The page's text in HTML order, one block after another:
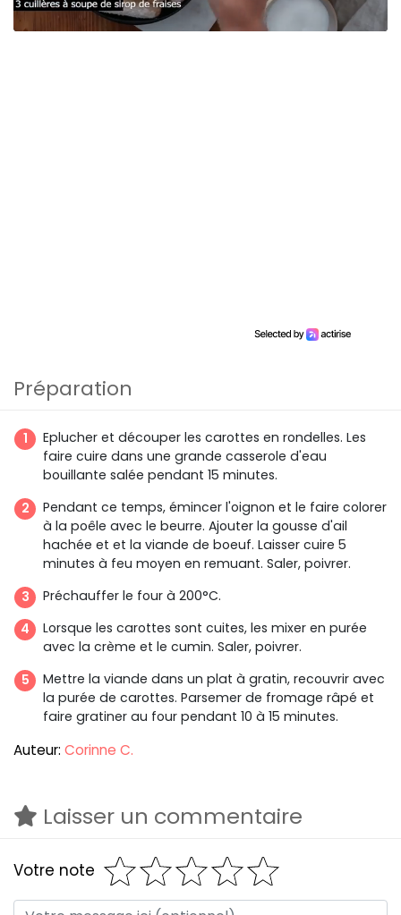
Préparation
Eplucher et découper les carottes en rondelles. Les
faire cuire dans une grande casserole d'eau
bouillante salée pendant 15 minutes.
Pendant ce temps, émincer l'oignon et le faire colorer
à la poêle avec le beurre. Ajouter la gousse d'ail
hachée et et la viande de boeuf. Laisser cuire 5
minutes à feu moyen en remuant. Saler, poivrer.
Préchauffer le four à 200°C.
Lorsque les carottes sont cuites, les mixer en purée
avec la crème et le cumin. Saler, poivrer.
Mettre la viande dans un plat à gratin, recouvrir avec
la purée de carottes. Parsemer de fromage râpé et
faire gratiner au four pendant 10 à 15 minutes.
Auteur: Corinne C.
Laisser un commentaire
Votre note